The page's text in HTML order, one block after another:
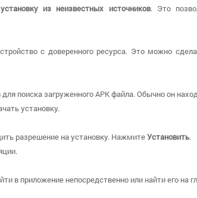
из неизвестных источников. Это
с доверенного ресурса. Это можно
поиска загруженного APK файла. Обычно он
установку.
разрешение на установку. НажмитеУстановить.
в приложение непосредственно или найти его на